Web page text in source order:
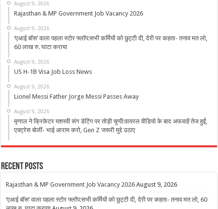
August 9, 2026
Rajasthan & MP Government Job Vacancy 2026
August 9, 2026
‘एआई बॉस’ वाला पहला स्टोर फ्लॉप:सभी कर्मियों को छुट्टी दी, देरी पर कहता- तनाव मत लो,
60 लाख रु. घाटा कराया
August 9, 2026
US H-1B Visa Job Loss News
August 9, 2026
Lionel Messi Father Jorge Messi Passes Away
August 9, 2026
मृणाल ने क्रिकेटर यशस्वी संग डेटिंग पर तोड़ी चुप्पी:वायरल वीडियो के बाद अफवाहें तेज हुईं,
एक्ट्रेस बोलीं- भाई आराम करो, Gen Z जरूरी मुद्दे उठाए
Recent Posts
Rajasthan & MP Government Job Vacancy 2026 August 9, 2026
‘एआई बॉस’ वाला पहला स्टोर फ्लॉप:सभी कर्मियों को छुट्टी दी, देरी पर कहता- तनाव मत लो, 60